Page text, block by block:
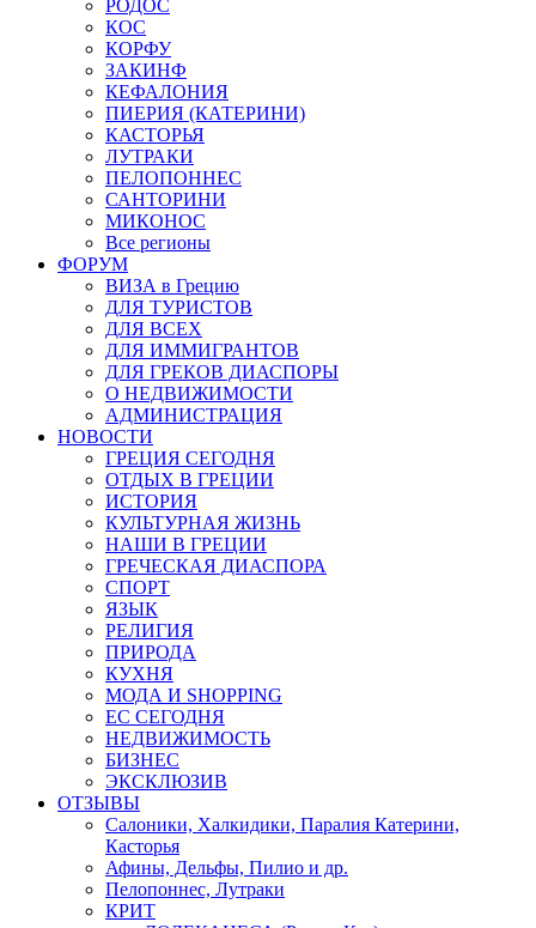
РОДОС
КОС
КОРФУ
ЗАКИНФ
КЕФАЛОНИЯ
ПИЕРИЯ (КАТЕРИНИ)
КАСТОРЬЯ
ЛУТРАКИ
ПЕЛОПОННЕС
САНТОРИНИ
МИКОНОС
Все регионы
ФОРУМ
ВИЗА в Грецию
ДЛЯ ТУРИСТОВ
ДЛЯ ВСЕХ
ДЛЯ ИММИГРАНТОВ
ДЛЯ ГРЕКОВ ДИАСПОРЫ
О НЕДВИЖИМОСТИ
АДМИНИСТРАЦИЯ
НОВОСТИ
ГРЕЦИЯ СЕГОДНЯ
ОТДЫХ В ГРЕЦИИ
ИСТОРИЯ
КУЛЬТУРНАЯ ЖИЗНЬ
НАШИ В ГРЕЦИИ
ГРЕЧЕСКАЯ ДИАСПОРА
СПОРТ
ЯЗЫК
РЕЛИГИЯ
ПРИРОДА
КУХНЯ
МОДА И SHOPPING
ЕС СЕГОДНЯ
НЕДВИЖИМОСТЬ
БИЗНЕС
ЭКСКЛЮЗИВ
ОТЗЫВЫ
Салоники, Халкидики, Паралия Катерини,
Касторья
Афины, Дельфы, Пилио и др.
Пелопоннес, Лутраки
КРИТ